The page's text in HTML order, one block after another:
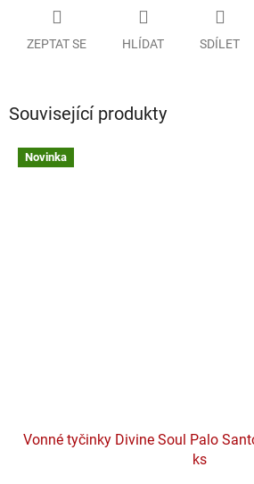
ZEPTAT SE HLÍDAT SDÍLET
Související produkty
Novinka
Vonné tyčinky Divine Soul Palo
ks